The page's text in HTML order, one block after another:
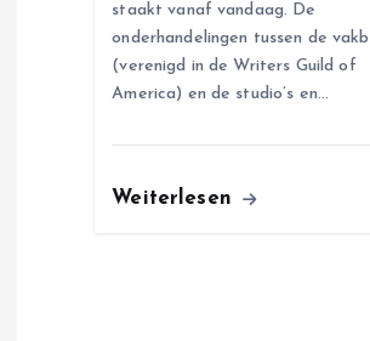
staakt vanaf vandaag. De
onderhandelingen tussen de
(verenigd in de Writers Guild of
America) en de studio’s en…
Weiterlesen